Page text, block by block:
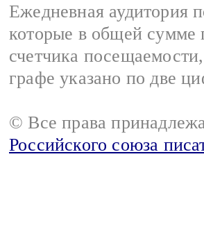
Ежедневная аудитория
которые в общей сумме
счетчика
графе указано по две
© Все права
Российского союза